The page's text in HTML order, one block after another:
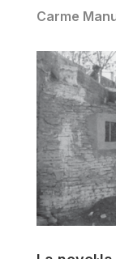
Carme